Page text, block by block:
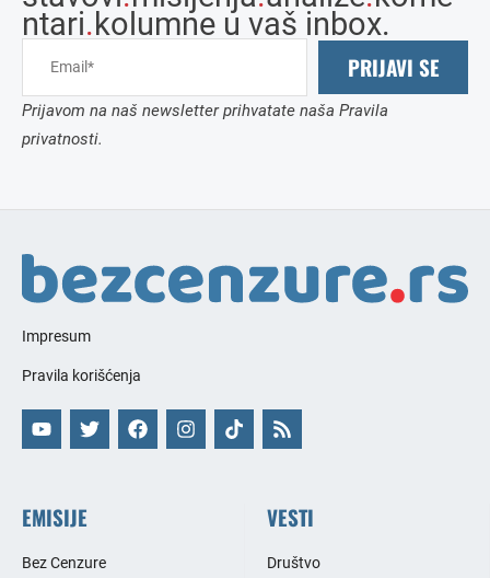
ntari.kolumne u vaš inbox.
PRIJAVI SE
Prijavom na naš newsletter prihvatate naša Pravila
privatnosti.
Impresum
Pravila korišćenja
EMISIJE
Bez Cenzure
VESTI
Društvo